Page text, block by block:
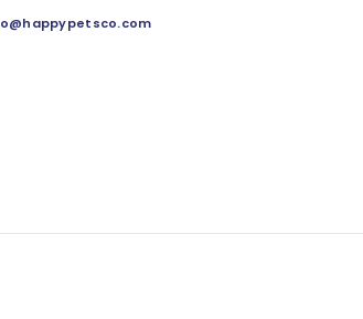
info@happypetsco.com